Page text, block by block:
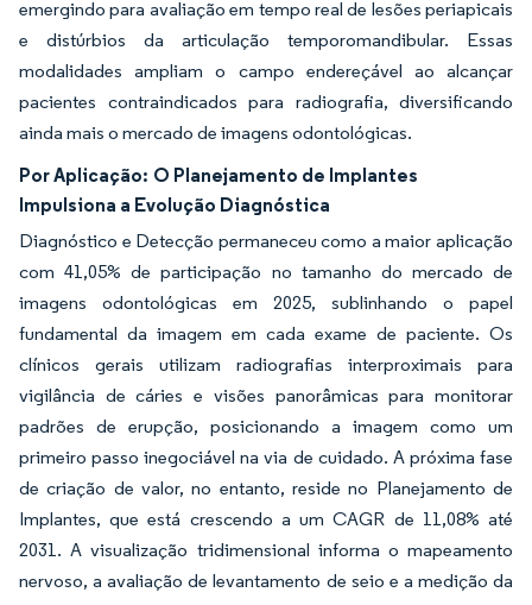
emergindo para avaliação em tempo real de lesões periapicais
e distúrbios da articulação temporomandibular. Essas
modalidades ampliam o campo endereçável ao alcançar
pacientes contraindicados para radiografia, diversificando
ainda mais o mercado de imagens odontológicas.
Por Aplicação: O Planejamento de Implantes
Impulsiona a Evolução Diagnóstica
Diagnóstico e Detecção permaneceu como a maior aplicação
com 41,05% de participação no tamanho do mercado de
imagens odontológicas em 2025, sublinhando o papel
fundamental da imagem em cada exame de paciente. Os
clínicos gerais utilizam radiografias interproximais para
vigilância de cáries e visões panorâmicas para monitorar
padrões de erupção, posicionando a imagem como um
primeiro passo inegociável na via de cuidado. A próxima fase
de criação de valor, no entanto, reside no Planejamento de
Implantes, que está crescendo a um CAGR de 11,08% até
2031. A visualização tridimensional informa o mapeamento
nervoso, a avaliação de levantamento de seio e a medição da